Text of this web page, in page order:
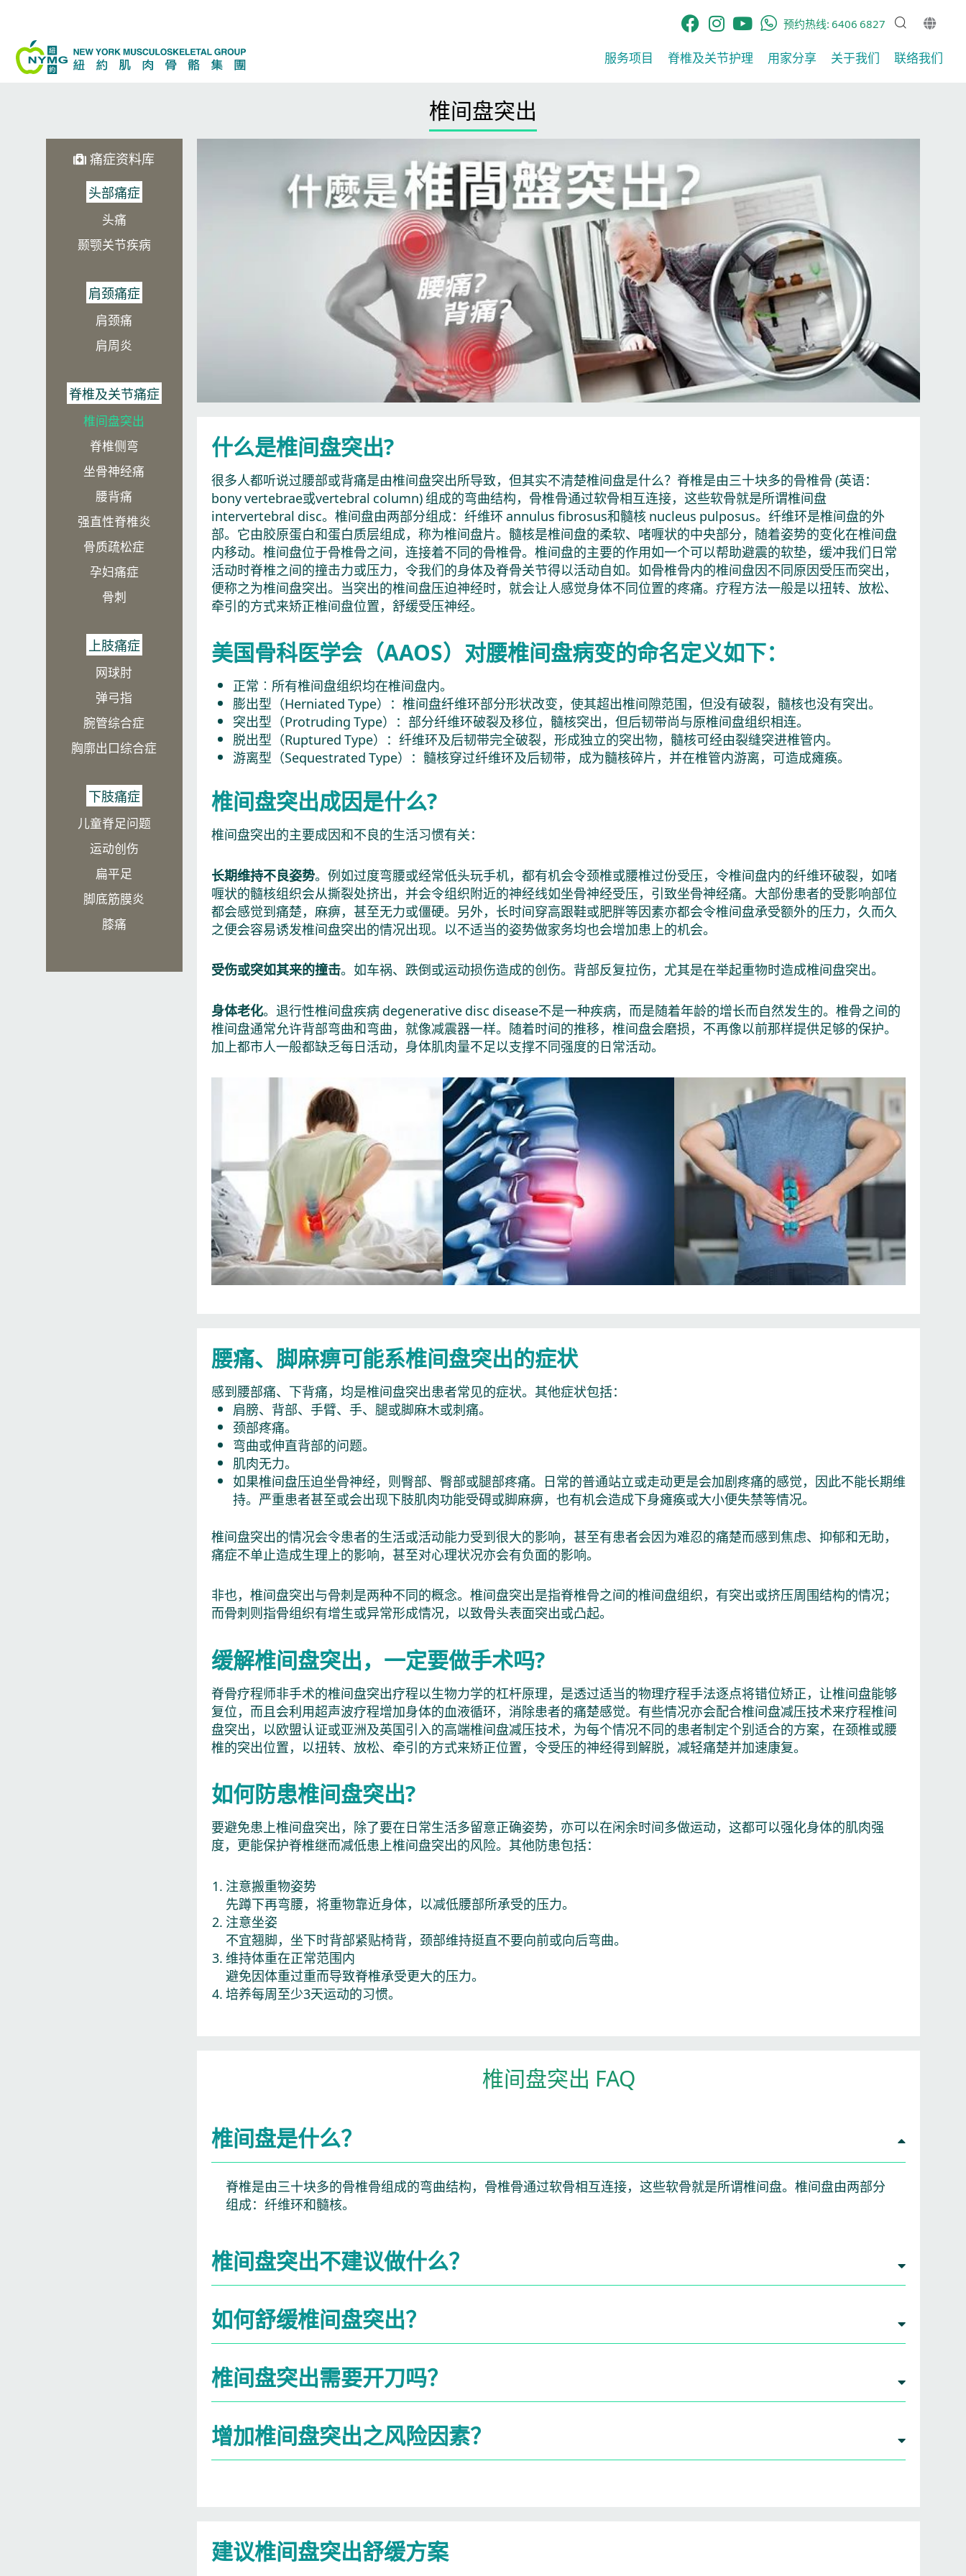
预约热线:6406 6827
服务项目 脊椎及关节护理​ 用家分享​ 关于我们 联络我们
椎间盘突出​
痛症资料库
头部痛症
头痛
颞颚关节疾病
肩颈痛症
肩颈痛
肩周炎
脊椎及关节痛症
椎间盘突出​
脊椎侧弯​
坐骨神经痛
腰背痛
强直性脊椎炎
骨质疏松症
孕妇痛症
骨刺
上肢痛症
网球肘
弹弓指
腕管综合症
胸廓出口综合症
下肢痛症
儿童脊足问题
运动创伤
扁平足
脚底筋膜炎
膝痛
什么是椎间盘突出?
很多人都听说过腰部或背痛是由椎间盘突出所导致，但其实不清楚椎间盘是什么？脊椎是由三十块多的骨椎骨 (英语：
bony vertebrae或vertebral column) 组成的弯曲结构，骨椎骨通过软骨相互连接，这些软骨就是所谓椎间盘
intervertebral disc。椎间盘由两部分组成：纤维环 annulus fibrosus和髓核 nucleus pulposus。纤维环是椎间盘的外
部。它由胶原蛋白和蛋白质层组成，称为椎间盘片。髓核是椎间盘的柔软、啫喱状的中央部分，随着姿势的变化在椎间盘
内移动。椎间盘位于骨椎骨之间，连接着不同的骨椎骨。椎间盘的主要的作用如一个可以帮助避震的软垫，缓冲我们日常
活动时脊椎之间的撞击力或压力，令我们的身体及脊骨关节得以活动自如。如骨椎骨内的椎间盘因不同原因受压而突出，
便称之为椎间盘突出。当突出的椎间盘压迫神经时，就会让人感觉身体不同位置的疼痛。疗程方法一般是以扭转、放松、
牵引的方式来矫正椎间盘位置，舒缓受压神经。
美国骨科医学会（AAOS）对腰椎间盘病变的命名定义如下：
正常︰所有椎间盘组织均在椎间盘内。
膨出型（Herniated Type）：椎间盘纤维环部分形状改变，使其超出椎间隙范围，但没有破裂，髓核也没有突出。
突出型（Protruding Type）：部分纤维环破裂及移位，髓核突出，但后韧带尚与原椎间盘组织相连。
脱出型（Ruptured Type）：纤维环及后韧带完全破裂，形成独立的突出物，髓核可经由裂缝突进椎管内。
游离型（Sequestrated Type）：髓核穿过纤维环及后韧带，成为髓核碎片，并在椎管内游离，可造成瘫痪。
椎间盘突出成因是什么?
椎间盘突出的主要成因和不良的生活习惯有关：
长期维持不良姿势。例如过度弯腰或经常低头玩手机，都有机会令颈椎或腰椎过份受压，令椎间盘内的纤维环破裂，如啫
喱状的髓核组织会从撕裂处挤出，并会令组织附近的神经线如坐骨神经受压，引致坐骨神经痛。大部份患者的受影响部位
都会感觉到痛楚，麻痹，甚至无力或僵硬。另外，长时间穿高跟鞋或肥胖等因素亦都会令椎间盘承受额外的压力，久而久
之便会容易诱发椎间盘突出的情况出现。以不适当的姿势做家务均也会增加患上的机会。
受伤或突如其来的撞击。如车祸、跌倒或运动损伤造成的创伤。背部反复拉伤，尤其是在举起重物时造成椎间盘突出。
身体老化。退行性椎间盘疾病 degenerative disc disease不是一种疾病，而是随着年龄的增长而自然发生的。椎骨之间的
椎间盘通常允许背部弯曲和弯曲，就像减震器一样。随着时间的推移，椎间盘会磨损，不再像以前那样提供足够的保护。
加上都市人一般都缺乏每日活动，身体肌肉量不足以支撑不同强度的日常活动。
腰痛、脚麻痹可能系椎间盘突出的症状
感到腰部痛、下背痛，均是椎间盘突出患者常见的症状。其他症状包括：
肩膀、背部、手臂、手、腿或脚麻木或刺痛。
颈部疼痛。
弯曲或伸直背部的问题。
肌肉无力。
如果椎间盘压迫坐骨神经，则臀部、臀部或腿部疼痛。日常的普通站立或走动更是会加剧疼痛的感觉，因此不能长期维
持。严重患者甚至或会出现下肢肌肉功能受碍或脚麻痹，也有机会造成下身瘫痪或大小便失禁等情况。
椎间盘突出的情况会令患者的生活或活动能力受到很大的影响，甚至有患者会因为难忍的痛楚而感到焦虑、抑郁和无助，
痛症不单止造成生理上的影响，甚至对心理状况亦会有负面的影响。
非也，椎间盘突出与骨刺是两种不同的概念。椎间盘突出是指脊椎骨之间的椎间盘组织，有突出或挤压周围结构的情况；
而骨刺则指骨组织有增生或异常形成情况，以致骨头表面突出或凸起。
缓解椎间盘突出，一定要做手术吗?
脊骨疗程师非手术的椎间盘突出疗程以生物力学的杠杆原理，是透过适当的物理疗程手法逐点将错位矫正，让椎间盘能够
复位，而且会利用超声波疗程增加身体的血液循环，消除患者的痛楚感觉。有些情况亦会配合椎间盘减压技术来疗程椎间
盘突出，以欧盟认证或亚洲及英国引入的高端椎间盘减压技术，为每个情况不同的患者制定个别适合的方案，在颈椎或腰
椎的突出位置，以扭转、放松、牵引的方式来矫正位置，令受压的神经得到解脱，减轻痛楚并加速康复。
如何防患椎间盘突出?
要避免患上椎间盘突出，除了要在日常生活多留意正确姿势，亦可以在闲余时间多做运动，这都可以强化身体的肌肉强
度，更能保护脊椎继而减低患上椎间盘突出的风险。其他防患包括：
注意搬重物姿势
先蹲下再弯腰，将重物靠近身体，以减低腰部所承受的压力。
注意坐姿
不宜翘脚，坐下时背部紧贴椅背，颈部维持挺直不要向前或向后弯曲。
维持体重在正常范围内
避免因体重过重而导致脊椎承受更大的压力。
培养每周至少3天运动的习惯。
椎间盘突出 FAQ
椎间盘是什么？
脊椎是由三十块多的骨椎骨组成的弯曲结构，骨椎骨通过软骨相互连接，这些软骨就是所谓椎间盘。椎间盘由两部分
组成：纤维环和髓核。
椎间盘突出不建议做什么？
如何舒缓椎间盘突出？
椎间盘突出需要开刀吗？
增加椎间盘突出之风险因素？
建议椎间盘突出​舒缓方案